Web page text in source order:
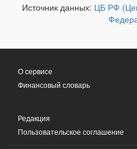
Источник данных: ЦБ РФ
О сервисе
Финансовый словарь
Редакция
Пользовательское соглашение